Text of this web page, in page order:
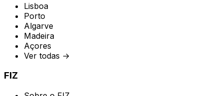
Lisboa
Porto
Algarve
Madeira
Açores
Ver todas →
FIZ